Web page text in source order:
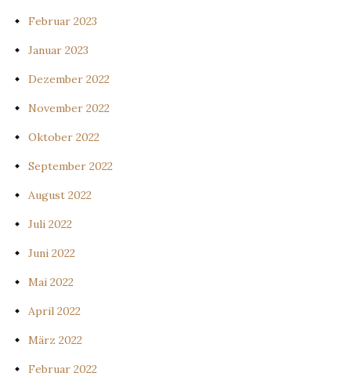
Februar 2023
Januar 2023
Dezember 2022
November 2022
Oktober 2022
September 2022
August 2022
Juli 2022
Juni 2022
Mai 2022
April 2022
März 2022
Februar 2022